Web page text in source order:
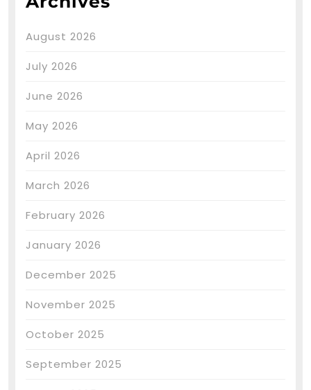
August 2026
July 2026
June 2026
May 2026
April 2026
March 2026
February 2026
January 2026
December 2025
November 2025
October 2025
September 2025